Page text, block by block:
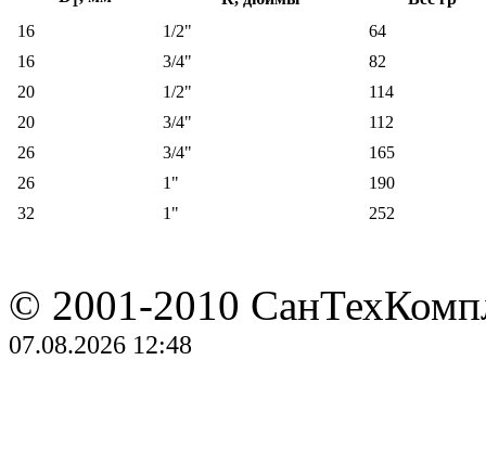
16
1/2"
64
16
3/4"
82
20
1/2"
114
20
3/4"
112
26
3/4"
165
26
1"
190
32
1" 252
© 2001-2010
07.08.2026 12:48